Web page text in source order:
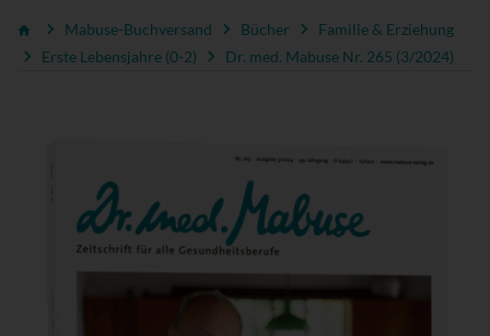
Mabuse-Buchversand Bücher
Familie & Erziehung
Erste Lebensjahre (0-2)
Dr. med. Mabuse Nr. 265 (3/2024)